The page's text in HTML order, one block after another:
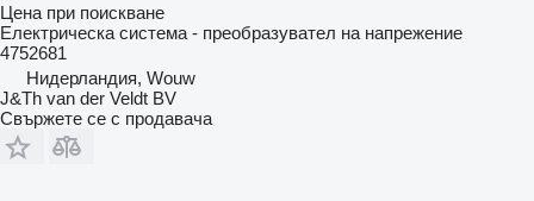
Цена при поискване
Електрическа система - преобразувател на напрежение
4752681
Нидерландия, Wouw
J&Th van der Veldt BV
Свържете се с продавача